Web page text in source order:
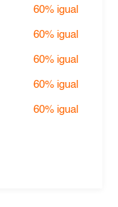
60% igual
60% igual
60% igual
60% igual
60% igual